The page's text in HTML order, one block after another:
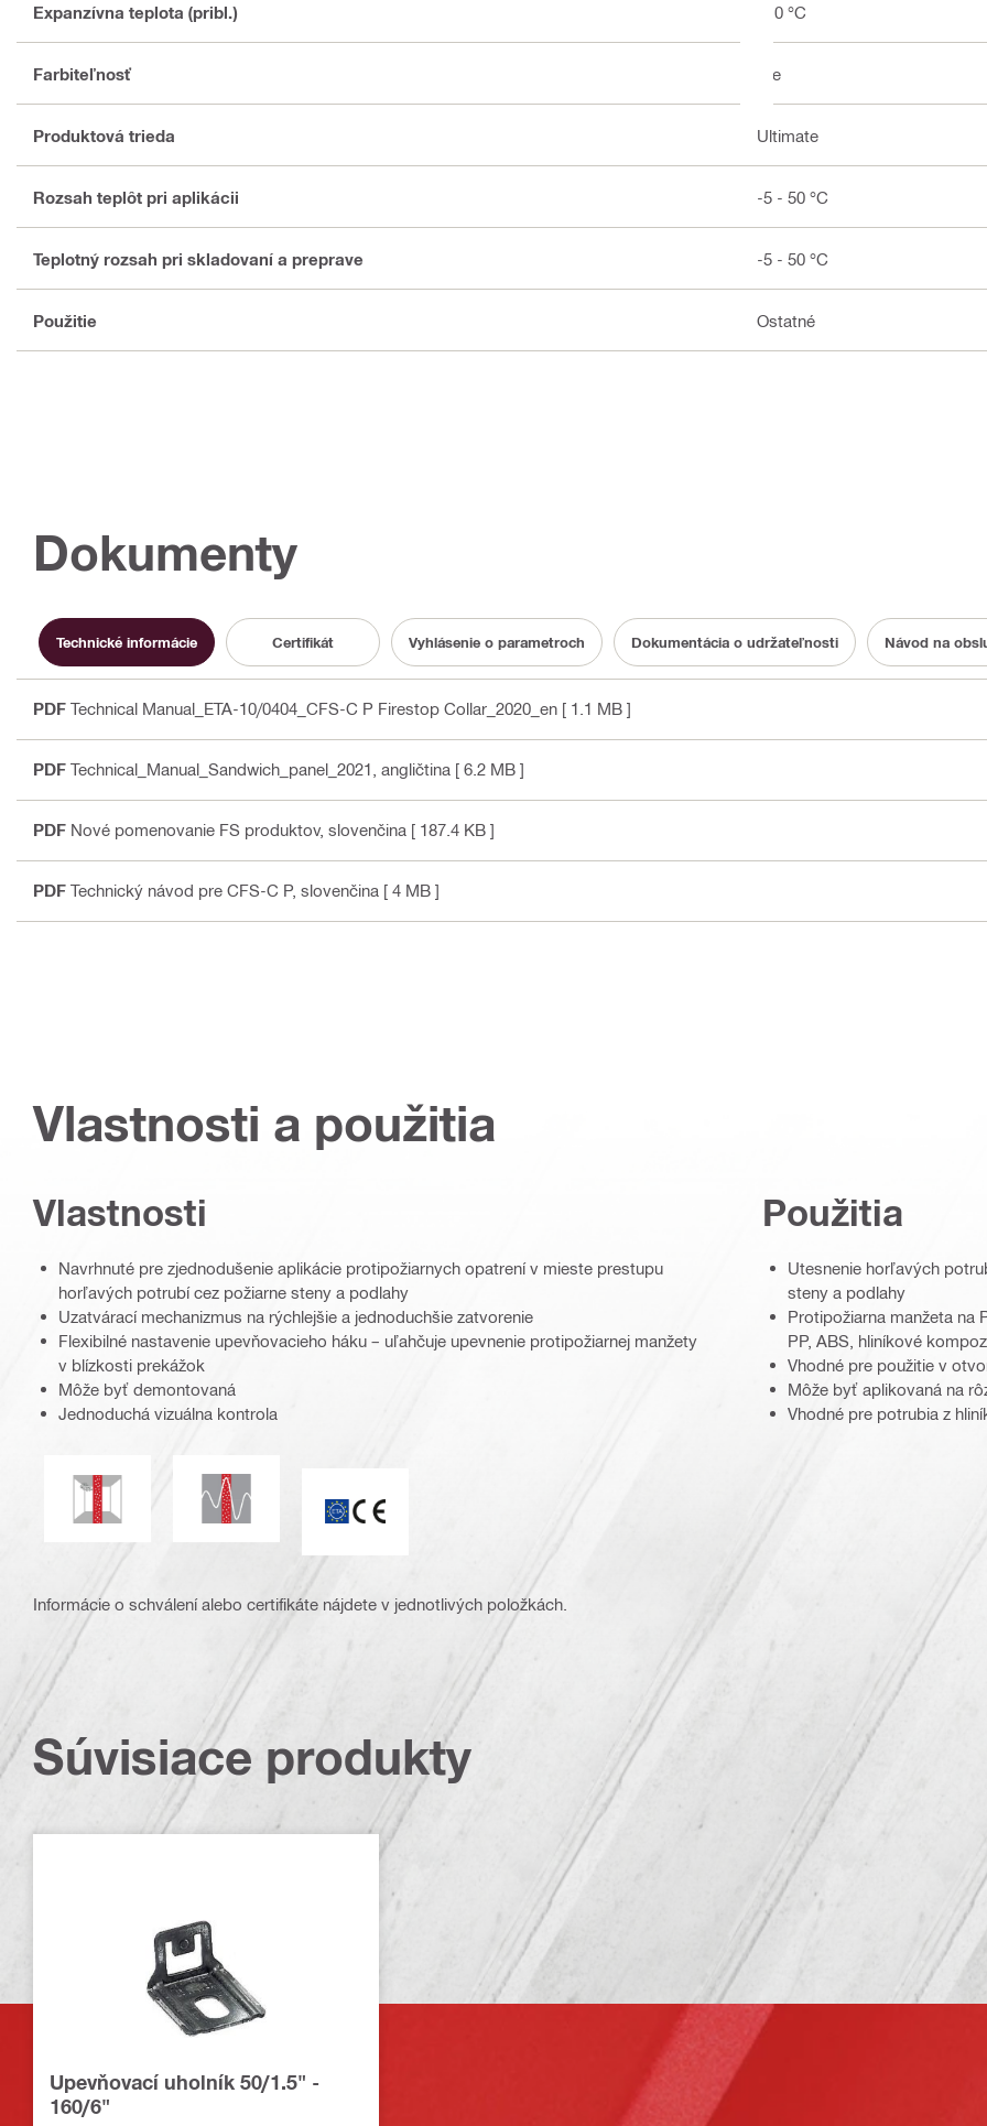
Expanzívna teplota (pribl.) 210 °C
Farbiteľnosť Nie
Produktová trieda Ultimate
Rozsah teplôt pri aplikácii -5 - 50 °C
Teplotný rozsah pri skladovaní a preprave -5 - 50 °C
Použitie Ostatné
Dokumenty
Technické informácie Certifikát Vyhlásenie o parametroch Dokumentácia o udržateľnosti Návod na
PDF Technical Manual_ETA-10/0404_CFS-C P Firestop Collar_2020_en [ 1.1 MB ]
PDF Technical_Manual_Sandwich_panel_2021 , angličtina [ 6.2 MB ]
PDF Nové pomenovanie FS produktov , slovenčina [ 187.4 KB ]
PDF Technický návod pre CFS-C P , slovenčina [ 4 MB ]
Vlastnosti a použitia
Vlastnosti
Navrhnuté pre zjednodušenie aplikácie protipožiarnych opatrení v mieste prestupu
horľavých potrubí cez požiarne steny a podlahy
Uzatvárací mechanizmus na rýchlejšie a jednoduchšie zatvorenie
Flexibilné nastavenie upevňovacieho háku – uľahčuje upevnenie protipožiarnej manžety
v blízkosti prekážok
Môže byť demontovaná
Jednoduchá vizuálna kontrola
Odolnosť voči plesniamOdolné voči seizmickým otrasom
Použitia
Utesnenie horľavých
steny a podlahy
Protipožiarna manžeta na
PP, ABS, hliníkové
Vhodné pre použitie v
Môže byť aplikovaná na
Vhodné pre potrubia z
Informácie o schválení alebo certifikáte nájdete v jednotlivých položkách.
Súvisiace produkty
Upevňovací uholník 50/1.5" -
160/6"